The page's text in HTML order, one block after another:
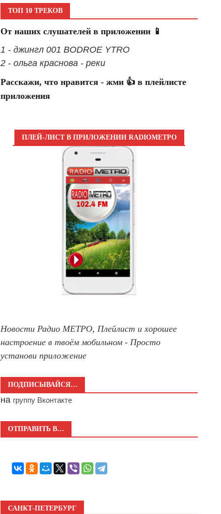
ТОП 10 ТРЕКОВ
От наших слушателей в приложении 📱
1 - джингл 001 BODROE YTRO
2 - ольга краснова - реки
Расскажи, что нравится - жми 👍 в плейлисте
приложения
ПЛЕЙ-ЛИСТ В ПРИЛОЖЕНИИ RADIOМЕТРО
Новости Радио МЕТРО, Плейлист и хорошее
настроение в твоём мобильном - Просто
установи приложение
ПОДПИСЫВАЙСЯ…
на группу Вконтакте
ОТПРАВИТЬ В…
САНКТ-ПЕТЕРБУРГ